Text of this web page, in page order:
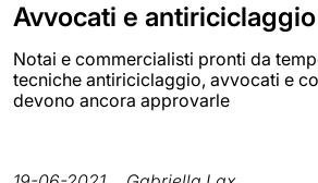
Avvocati e antiriciclaggio
Notai e commercialisti pronti da
tecniche antiriciclaggio, avvocati e
devono ancora approvarle